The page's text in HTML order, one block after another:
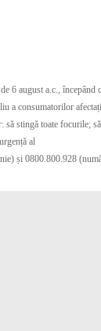
august a.c.,
a consumatorilor
toate focurile;
al
și 0800.800.928